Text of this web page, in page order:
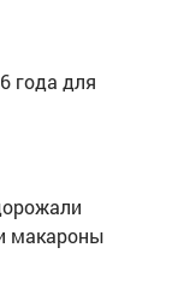
года для
макароны